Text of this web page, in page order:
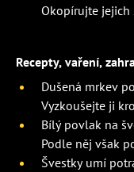
Okopírujte jejich
Recepty, vaření,
Dušená mrkev
Vyzkoušejte ji
Bílý povlak na
Podle něj však
Švestky umí